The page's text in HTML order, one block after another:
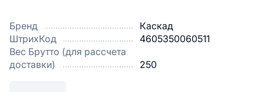
Бренд
Каскад
ШтрихКод
4605350060511
Вес Брутто (для рассчета
доставки)
250